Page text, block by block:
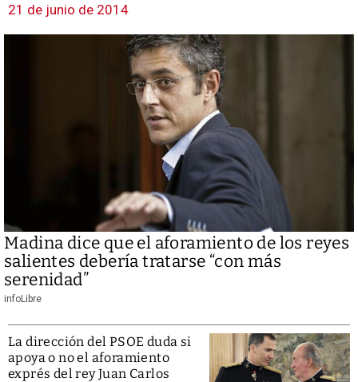
21 de junio de 2014
Madina dice que el aforamiento de los reyes
salientes debería tratarse “con más
serenidad”
infoLibre
La dirección del PSOE duda si
apoya o no el aforamiento
exprés del rey Juan Carlos